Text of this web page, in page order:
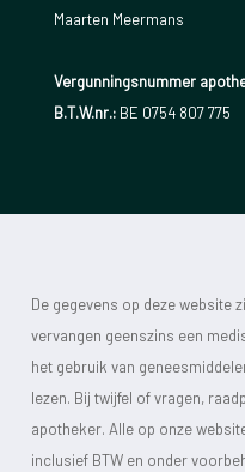
Maarten Meermans
Vergunningsnummer
B.T.W.nr.:BE 0754 807 775
De gegevens op deze website
vervangen geenszins een
het gebruik van
lezen. Bij twijfel of vragen,
apotheker. Alle op onze
inclusief BTW en onder